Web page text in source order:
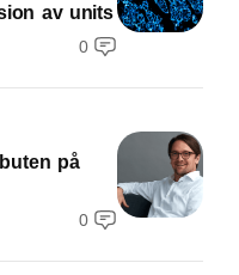
av units
0
på
0